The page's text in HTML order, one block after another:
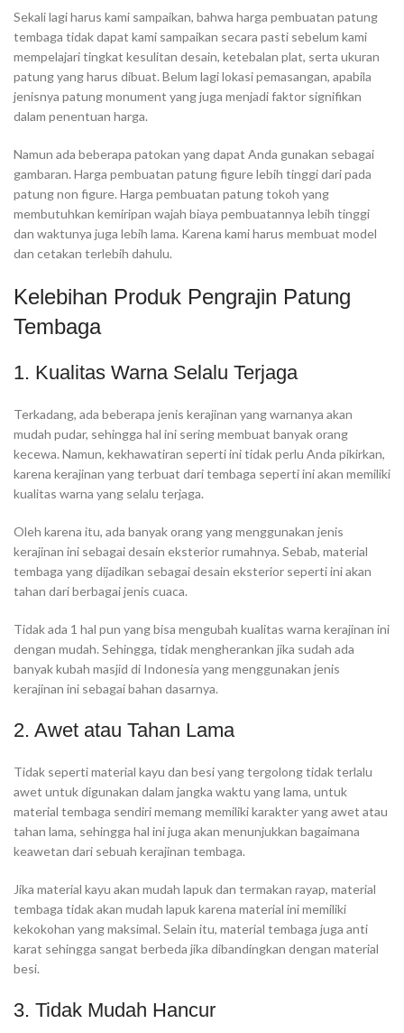
Sekali lagi harus kami sampaikan, bahwa harga pembuatan patung
tembaga tidak dapat kami sampaikan secara pasti sebelum kami
mempelajari tingkat kesulitan desain, ketebalan plat, serta ukuran
patung yang harus dibuat. Belum lagi lokasi pemasangan, apabila
jenisnya patung monument yang juga menjadi faktor signifikan
dalam penentuan harga.
Namun ada beberapa patokan yang dapat Anda gunakan sebagai
gambaran. Harga pembuatan patung figure lebih tinggi dari pada
patung non figure. Harga pembuatan patung tokoh yang
membutuhkan kemiripan wajah biaya pembuatannya lebih tinggi
dan waktunya juga lebih lama. Karena kami harus membuat model
dan cetakan terlebih dahulu.
Kelebihan Produk Pengrajin Patung
Tembaga
1. Kualitas Warna Selalu Terjaga
Terkadang, ada beberapa jenis kerajinan yang warnanya akan
mudah pudar, sehingga hal ini sering membuat banyak orang
kecewa. Namun, kekhawatiran seperti ini tidak perlu Anda pikirkan,
karena kerajinan yang terbuat dari tembaga seperti ini akan memiliki
kualitas warna yang selalu terjaga.
Oleh karena itu, ada banyak orang yang menggunakan jenis
kerajinan ini sebagai desain eksterior rumahnya. Sebab, material
tembaga yang dijadikan sebagai desain eksterior seperti ini akan
tahan dari berbagai jenis cuaca.
Tidak ada 1 hal pun yang bisa mengubah kualitas warna kerajinan ini
dengan mudah. Sehingga, tidak mengherankan jika sudah ada
banyak kubah masjid di Indonesia yang menggunakan jenis
kerajinan ini sebagai bahan dasarnya.
2. Awet atau Tahan Lama
Tidak seperti material kayu dan besi yang tergolong tidak terlalu
awet untuk digunakan dalam jangka waktu yang lama, untuk
material tembaga sendiri memang memiliki karakter yang awet atau
tahan lama, sehingga hal ini juga akan menunjukkan bagaimana
keawetan dari sebuah kerajinan tembaga.
Jika material kayu akan mudah lapuk dan termakan rayap, material
tembaga tidak akan mudah lapuk karena material ini memiliki
kekokohan yang maksimal. Selain itu, material tembaga juga anti
karat sehingga sangat berbeda jika dibandingkan dengan material
besi.
3. Tidak Mudah Hancur